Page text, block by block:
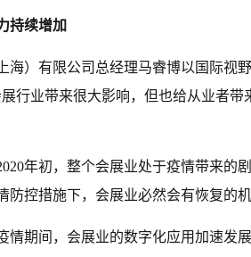
持续增加
海）有限公司总经理马睿博以国际视
行业带来很大影响，但也给从业者
年初，整个会展业处于疫情带来的
防控措施下，会展业必然会有恢复的机
情期间，会展业的数字化应用加速发